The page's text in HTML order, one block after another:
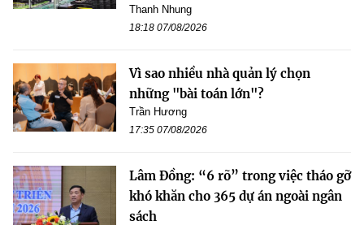
Thanh Nhung
18:18 07/08/2026
Vì sao nhiều nhà quản lý chọn
những "bài toán lớn"?
Trần Hương
17:35 07/08/2026
Lâm Đồng: “6 rõ” trong việc tháo gỡ
khó khăn cho 365 dự án ngoài ngân
sách